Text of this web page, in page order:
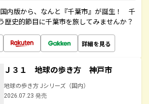
国内版から、なんと『千葉市』が誕生！ 千
歴史的節目に千葉市を旅してみませんか？
詳細を見る
Ｊ３１ 地球の歩き方 神戸市
地球の歩き方 Jシリーズ（国内）
2026.07.23 発売